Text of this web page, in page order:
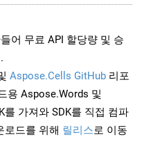
어 무료 API 할당량 및 승
Aspose.Cells GitHub 리포
용 Aspose.Words 및
가져와 SDK를 직접 컴파
로드를 위해 릴리스로 이동